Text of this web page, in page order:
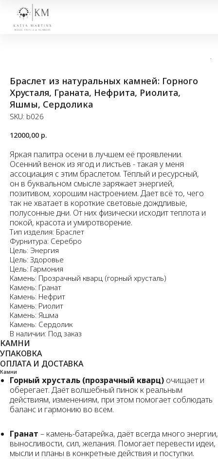
Браслет из натуральных камней: Горного
Хрусталя, Граната, Нефрита, Риолита,
Яшмы, Сердолика
SKU: b026
12000,00 р.
Яркая палитра осени в лучшем её проявлении.
Осенний венок из ягод и листьев - такая у меня
ассоциация с этим браслетом. Тёплый и ресурсный,
он в буквальном смысле заряжает энергией,
позитивом, хорошим настроением. Дает всё то, чего
так не хватает в короткие световые дождливые,
полусонные дни. От них физически исходит теплота и
покой, красота и умиротворение.
Тип изделия: Браслет
Фурнитура: Серебро
Цель: Энергия
Цель: Здоровье
Цель: Гармония
Камень: Прозрачный кварц (горный хрусталь)
Камень: Гранат
Камень: Нефрит
Камень: Риолит
Камень: Яшма
Камень: Сердолик
В наличии: Под заказ
КАМНИ
УПАКОВКА
ОПЛАТА И ДОСТАВКА
Камни
Горный хрусталь (прозрачный кварц) очищает и
оберегает. Даёт волшебный пинок к реальным
действиям, изменениям, при этом помогает соблюдать
баланс и гармонию во всем.
Гранат – камень-батарейка, даёт всегда много энергии,
выносливости, сил, желания. Помогает перевести идеи,
мысли и планы в конкретные действия и поступки.